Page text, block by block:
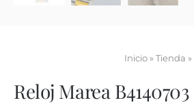
Inicio» Tienda »
Reloj Marea B4140703